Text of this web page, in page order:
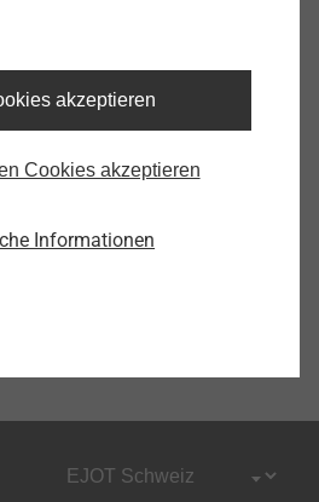
Germany
akzeptieren
Cookies akzeptieren
Informationen